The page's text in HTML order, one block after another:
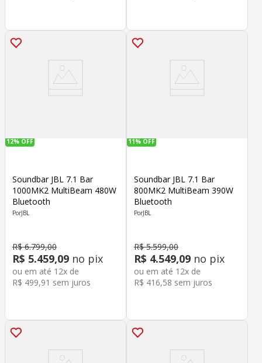
12% OFF
Soundbar JBL 7.1 Bar
1000MK2 MultiBeam 480W
Bluetooth
JBL
R$ 6.799,00
R$ 5.459,09 no pix
ou em até 12x de
R$ 499,91 sem juros
11% OFF
Soundbar JBL 7.1 Bar
800MK2 MultiBeam 390W
Bluetooth
JBL
R$ 5.599,00
R$ 4.549,09 no pix
ou em até 12x de
R$ 416,58 sem juros